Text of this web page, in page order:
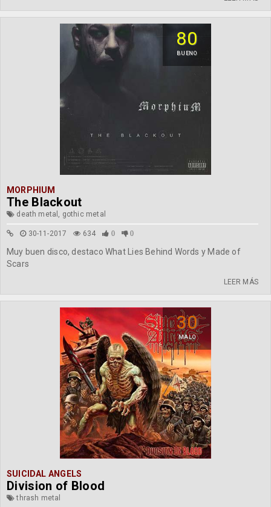
80
BUENO
MORPHIUM
The Blackout
death metal, gothic metal
30-11-2017 634 0 0
Muy buen disco, destaco What Lies Behind Words y Made of
Scars
LEER MÁS
30
MALO
SUICIDAL ANGELS
Division of Blood
thrash metal